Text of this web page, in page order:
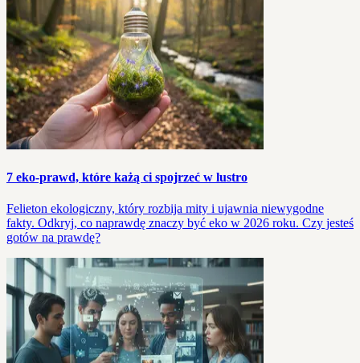
7 eko-prawd, które każą ci spojrzeć w lustro
Felieton ekologiczny, który rozbija mity i ujawnia niewygodne
fakty. Odkryj, co naprawdę znaczy być eko w 2026 roku. Czy jesteś
gotów na prawdę?